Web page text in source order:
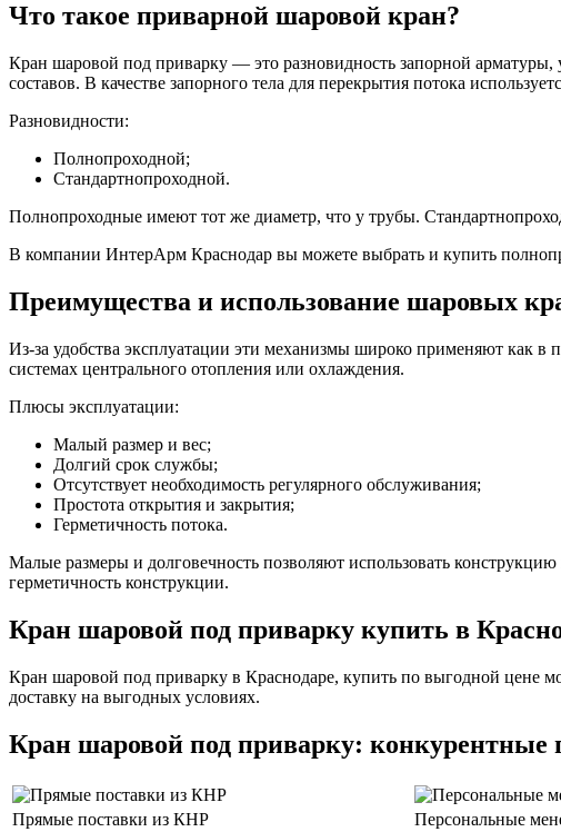
Что такое приварной шаровой кран?
Кран шаровой под приварку — это разновидность запорной
составов. В качестве запорного тела для перекрытия потока
Разновидности:
Полнопроходной;
Стандартнопроходной.
Полнопроходные имеют тот же диаметр, что у трубы.
В компании ИнтерАрм Краснодар вы можете выбрать и купить
Преимущества и использование шаровых
Из-за удобства эксплуатации эти механизмы широко применяют как
системах центрального отопления или охлаждения.
Плюсы эксплуатации:
Малый размер и вес;
Долгий срок службы;
Отсутствует необходимость регулярного обслуживания;
Простота открытия и закрытия;
Герметичность потока.
Малые размеры и долговечность позволяют использовать
герметичность конструкции.
Кран шаровой под приварку купить в
Кран шаровой под приварку в Краснодаре, купить по выгодной цене
доставку на выгодных условиях.
Кран шаровой под приварку: конкурентные
Прямые поставки из КНР Персональные